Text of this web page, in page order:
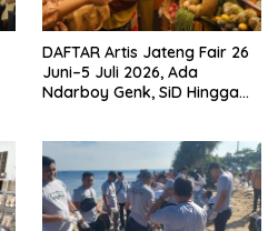
DAFTAR Artis Jateng Fair 26
Juni–5 Juli 2026, Ada
Ndarboy Genk, SiD Hingga